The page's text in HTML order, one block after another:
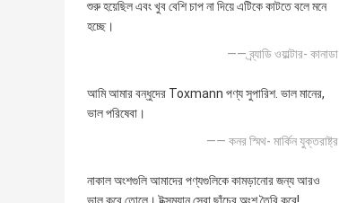
শুরু হয়েছিল এবং খুব বেশি চাপ না দিয়ে এটিকে কাটতে বলে মনে
হচ্ছে।
—— ব্র্যাডি ওয়াল্টার- কানাডা
আমি আমার বন্ধুদের Toxmann পণ্য সুপারিশ. ভাল মানের,
ভাল পরিষেবা।
—— কনর স্মিথ- মার্কিন যুক্তরাষ্ট্র
নাকাল অংশগুলি আমাদের পণ্যগুলিকে কামড়ানোর জন্য আরও